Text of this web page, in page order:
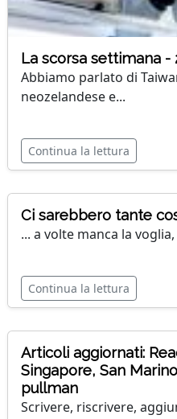
La scorsa settimana
Abbiamo parlato di
neozelandese e...
Continua la lettura
Ci sarebbero tante
... a volte manca la
Continua la lettura
Articoli aggiornati:
Singapore, San
pullman
Scrivere, riscrivere,